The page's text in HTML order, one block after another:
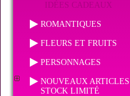
IDÉES CADEAUX
ROMANTIQUES
FLEURS ET FRUITS
PERSONNAGES
NOUVEAUX ARTICLES
STOCK LIMITÉ